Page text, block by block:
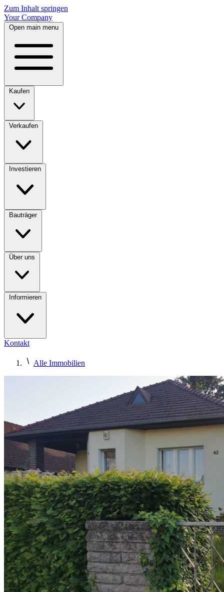
Zum Inhalt springen
Your Company
Open main menu
Kaufen
Verkaufen
Investieren
Bauträger
Über uns
Informieren
Kontakt
Alle Immobilien